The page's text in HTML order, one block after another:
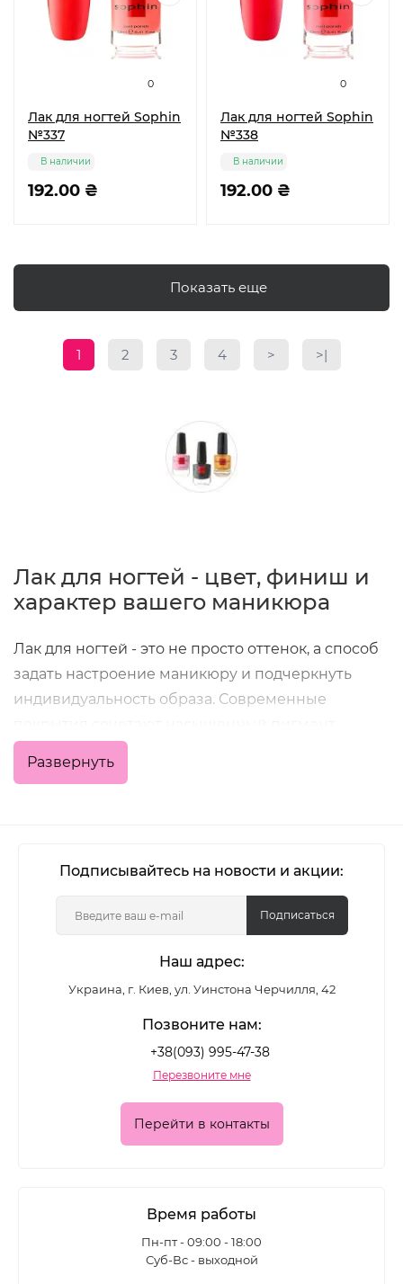
0
Лак для ногтей Sophin
№337
192.00 ₴
В наличии
0
Лак для ногтей Sophin
№338
192.00 ₴
В наличии
Показать еще
1 2 3 4 > >|
Лак для ногтей - цвет, финиш и
характер вашего маникюра
Лак для ногтей - это не просто оттенок, а способ
задать настроение маникюру и подчеркнуть
индивидуальность образа. Современные
удобное нанесение и хорошую стойкость, что
позволяет получить аккуратный результат как в
В категории представлены классические
покрытия с шиммером и глиттером - для
повседневного маникюра и выразительных
акцентных дизайнов.
Какие лаки для ногтей
представлены в каталоге
Ассортимент позволяет подобрать покрытие для
• глянцевые формулы с глубоким блеском
• матовые лаки для современного
минималистичного эффекта
Развернуть
Подписывайтесь на новости и акции:
Подписаться
Наш адрес:
Украина, г. Киев, ул. Уинстона Черчилля, 42
Позвоните нам:
+38(093) 995-47-38
Перезвоните мне
Перейти в контакты
Время работы
Пн-пт - 09:00 - 18:00
Суб-Вс - выходной